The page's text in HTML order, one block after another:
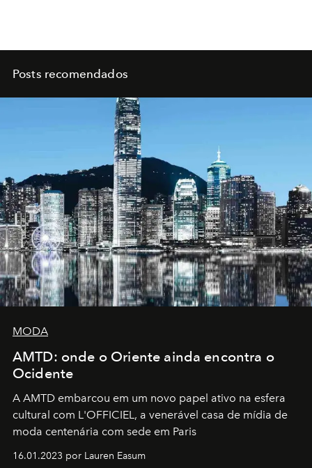
Posts recomendados
MODA
AMTD: onde o Oriente ainda encontra o
Ocidente
A AMTD embarcou em um novo papel ativo na esfera
cultural com L'OFFICIEL, a venerável casa de mídia de
moda centenária com sede em Paris
16.01.2023 por Lauren Easum